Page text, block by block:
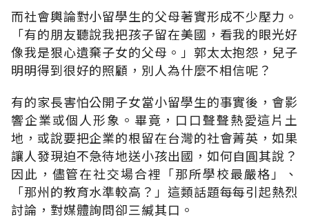
而社會輿論對小留學生的父母著實形成不少壓力。
「有的朋友聽說我把孩子留在美國，看我的眼光好
像我是狠心遺棄子女的父母。」郭太太抱怨，兒子
明明得到很好的照顧，別人為什麼不相信呢？
有的家長害怕公開子女當小留學生的事實後，會影
響企業或個人形象。畢竟，口口聲聲熱愛這片土
地，或說要把企業的根留在台灣的社會菁英，如果
讓人發現迫不急待地送小孩出國，如何自圓其說？
因此，儘管在社交場合裡「那所學校最嚴格」、
「那州的教育水準較高？」這類話題每每引起熱烈
討論，對媒體詢問卻三緘其口。